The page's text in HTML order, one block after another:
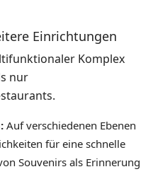
Einrichtungen
Komplex
nur
Auf verschiedenen Ebenen
für eine schnelle
Souvenirs als Erinnerung